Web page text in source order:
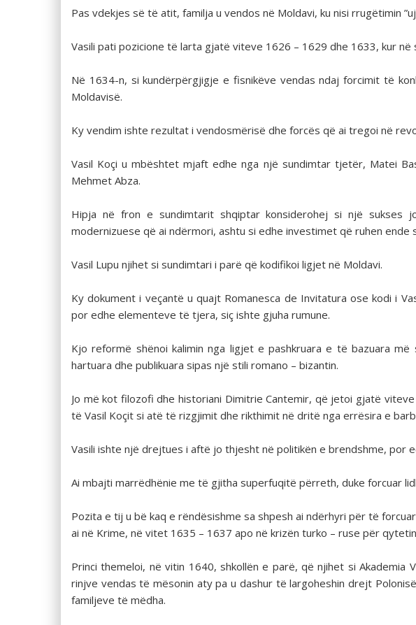
Pas vdekjes së të atit, familja u vendos në Moldavi, ku nisi rrugëtimin
Vasili pati pozicione të larta gjatë viteve 1626 – 1629 dhe 1633, kur në
Në 1634-n, si kundërpërgjigje e fisnikëve vendas ndaj forcimit të
Moldavisë.
Ky vendim ishte rezultat i vendosmërisë dhe forcës që ai tregoi në
Vasil Koçi u mbështet mjaft edhe nga një sundimtar tjetër, Matei
Mehmet Abza.
Hipja në fron e sundimtarit shqiptar konsiderohej si një
modernizuese që ai ndërmori, ashtu si edhe investimet që ruhen ende
Vasil Lupu njihet si sundimtari i parë që kodifikoi ligjet në Moldavi.
Ky dokument i veçantë u quajt Romanesca de Invitatura ose kodi i
por edhe elementeve të tjera, siç ishte gjuha rumune.
Kjo reformë shënoi kalimin nga ligjet e pashkruara e të bazuara
hartuara dhe publikuara sipas një stili romano – bizantin.
Jo më kot filozofi dhe historiani Dimitrie Cantemir, që jetoi gjatë
të Vasil Koçit si atë të rizgjimit dhe rikthimit në dritë nga errësira e
Vasili ishte një drejtues i aftë jo thjesht në politikën e brendshme, por
Ai mbajti marrëdhënie me të gjitha superfuqitë përreth, duke forcuar
Pozita e tij u bë kaq e rëndësishme sa shpesh ai ndërhyri për të
ai në Krime, në vitet 1635 – 1637 apo në krizën turko – ruse për
Princi themeloi, në vitin 1640, shkollën e parë, që njihet si Akademia
rinjve vendas të mësonin aty pa u dashur të largoheshin drejt
familjeve të mëdha.